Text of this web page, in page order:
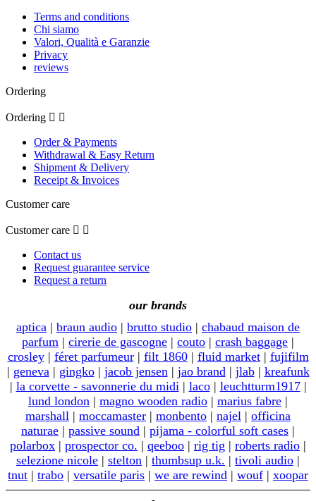
Terms and conditions
Chi siamo
Valori, Qualità e Garanzie
Privacy
reviews
Ordering
Ordering  
Order & Payments
Withdrawal & Easy Return
Shipment & Delivery
Receipt & Invoices
Customer care
Customer care  
Contact us
Request guarantee service
Request a return
our brands
aptica | braun audio | brutto studio | chabaud maison de
parfum | cirerie de gascogne | couto | crash baggage |
crosley| féret parfumeur| filt 1860| fluid market| fujifilm
| geneva| gingko| jacob jensen| jao brand| jlab| kreafunk
| la corvette - savonnerie du midi| laco| leuchtturm1917|
lund london | magno wooden radio | marius fabre |
marshall | moccamaster | monbento | najel | officina
naturae | passive sound | pijama - colorful soft cases |
polarbox | prospector co. | qeeboo | rig tig | roberts radio |
selezione nicole | stelton | thumbsup u.k. | tivoli audio |
tnut | trabo | versatile paris | we are rewind | wouf | xoopar